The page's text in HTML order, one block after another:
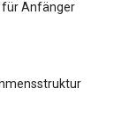
für Anfänger